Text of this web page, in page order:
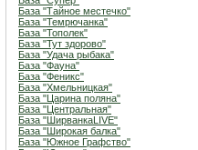
База "Тайное местечко"
База "Темрючанка"
База "Тополек"
База "Тут здорово"
База "Удача рыбака"
База "Фауна"
База "Феникс"
База "Хмельницкая"
База "Царина поляна"
База "Центральная"
База "ШирванкаLIVE"
База "Широкая балка"
База "Южное Графство"